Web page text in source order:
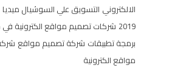
الالكتروني التسويق علي السوشيال ميديا
2019 شركات تصميم مواقع الكترونية
برمجة تطبيقات شركة تصميم مواقع
مواقع الكترونية